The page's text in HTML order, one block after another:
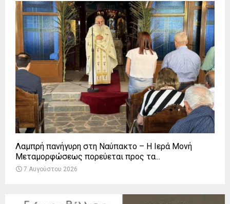
Λαμπρή πανήγυρη στη Ναύπακτο – Η Ιερά Μονή
Μεταμορφώσεως πορεύεται προς τα...
7 Αυγούστου 2026